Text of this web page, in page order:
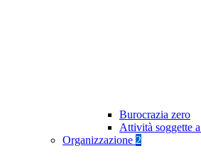
Burocrazia zero
Attività soggette
Organizzazione 2